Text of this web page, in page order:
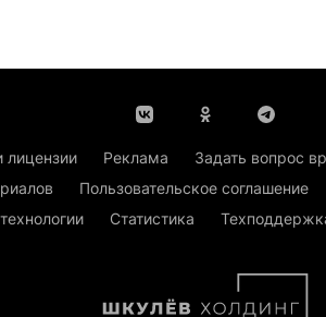
лицензии Реклама Задать вопрос
Пользовательское соглашение
Статистика